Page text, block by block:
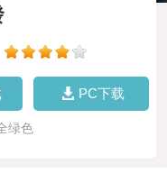
PC下载
绿色